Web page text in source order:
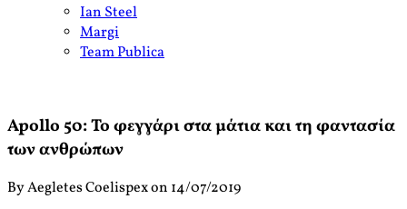
Ian Steel
Margi
Team Publica
Apollo 50: Το φεγγάρι στα μάτια και τη φαντασία
των ανθρώπων
By Aegletes Coelispex on 14/07/2019